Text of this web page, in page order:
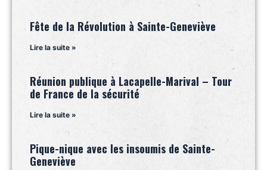
Fête de la Révolution à Sainte-Geneviève
Lire la suite »
Réunion publique à Lacapelle-Marival – Tour
de France de la sécurité
Lire la suite »
Pique-nique avec les insoumis de Sainte-
Geneviève